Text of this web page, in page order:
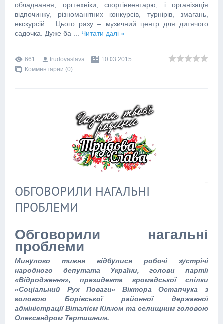
обладнання, оргтехніки, спортінвентарю, і організація
відпочинку, різноманітних конкурсів, турнірів, змагань,
екскурсій… Цього разу – музичний центр для дитячого
садочка. Дуже ба
Читати далі »
661 trudovaslava
10.03.2015
Комментарии (0)
ОБГОВОРИЛИ НАГАЛЬНІ
ПРОБЛЕМИ
Обговорили нагальні
проблеми
Минулого тижня відбулися робочі зустрічі
народного депутата України, голови партії
«Відродження», президента громадської спілки
«Соціальний Рух Поваги» Віктора Остапчука з
головою Борівської районної державної
адміністрації Віталієм Кіяном та селищним головою
Олександром Тертишним.